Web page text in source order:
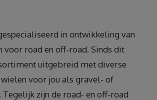
in ontwikkeling van
voor road en off-road. Sinds dit
uitgebreid met diverse
voor jou als gravel- of
zijn de road- en off-road